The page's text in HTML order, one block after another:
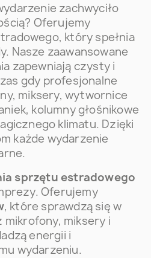
zachwyciło
Oferujemy
który spełnia
Nasze zaawansowane
zapewniają czysty i
gdy profesjonalne
miksery, wytwornice
kolumny głośnikowe
klimatu. Dzięki
każde wydarzenie
sprzętu estradowego
Oferujemy
, które sprawdzą się w
miksery i
energii i
wydarzeniu.